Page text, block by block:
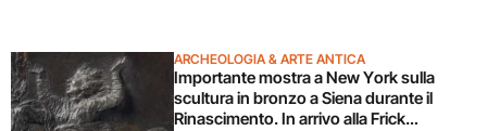
ARCHEOLOGIA & ARTE ANTICA
Importante mostra a New York sulla
scultura in bronzo a Siena durante il
Rinascimento. In arrivo alla Frick